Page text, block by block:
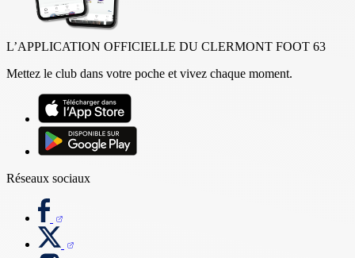
L’APPLICATION OFFICIELLE DU CLERMONT FOOT 63
Mettez le club dans votre poche et vivez chaque moment.
Réseaux sociaux